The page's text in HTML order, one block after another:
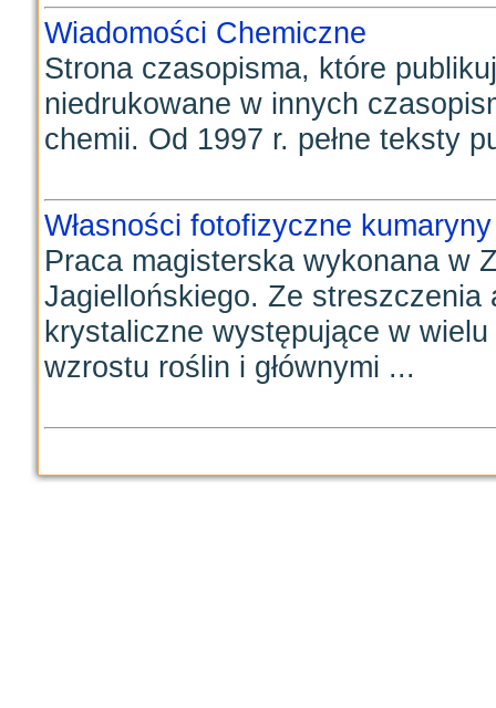
Wiadomości Chemiczne
Strona czasopisma, które
niedrukowane w innych
chemii. Od 1997 r. pełne teksty
Własności fotofizyczne
Praca magisterska wykonana w
Jagiellońskiego. Ze
krystaliczne występujące w
wzrostu roślin i głównymi ...